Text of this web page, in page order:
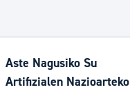
Aste Nagusiko Su
Artifizialen Nazioarteko